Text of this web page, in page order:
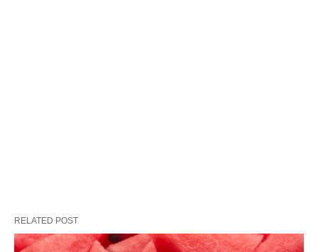
RELATED POST